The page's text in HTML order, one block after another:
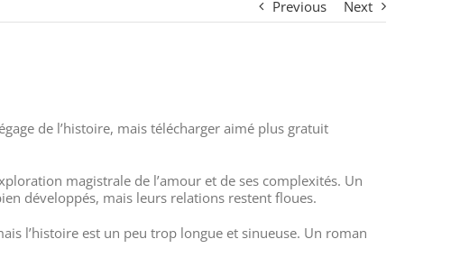
Previous Next
de l’histoire, mais télécharger aimé plus gratuit
magistrale de l’amour et de ses complexités. Un
développés, mais leurs relations restent floues.
l’histoire est un peu trop longue et sinueuse. Un roman